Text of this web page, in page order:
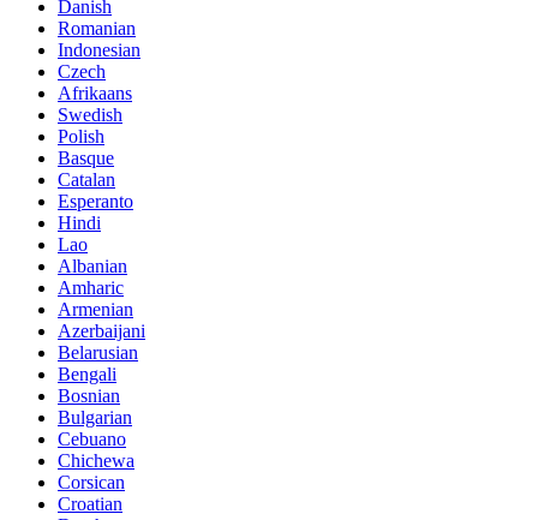
Danish
Romanian
Indonesian
Czech
Afrikaans
Swedish
Polish
Basque
Catalan
Esperanto
Hindi
Lao
Albanian
Amharic
Armenian
Azerbaijani
Belarusian
Bengali
Bosnian
Bulgarian
Cebuano
Chichewa
Corsican
Croatian